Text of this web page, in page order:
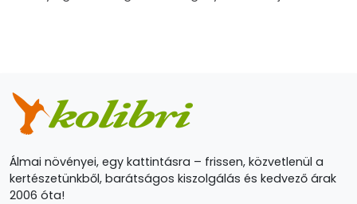
Álmai növényei, egy kattintásra – frissen, közvetlenül a
kertészetünkből, barátságos kiszolgálás és kedvező árak
2006 óta!